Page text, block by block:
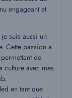
engageant et
suis aussi un
Cette passion a
de
avec mes
en tant que